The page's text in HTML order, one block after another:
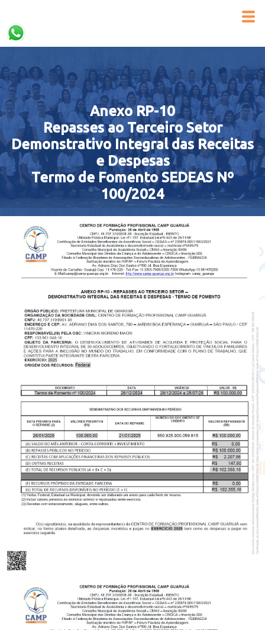
Anexo RP-10
Repasses ao Terceiro Setor
Demonstrativo Integral das Receitas
e Despesas
Termo de Fomento SEDEAS Nº
100/2024